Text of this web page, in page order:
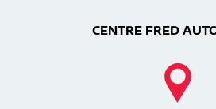
CENTRE FRED